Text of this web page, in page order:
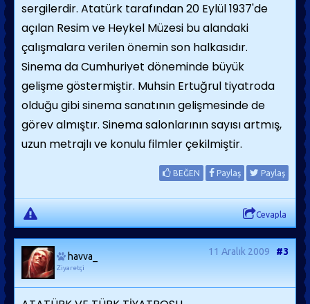
sergilerdir. Atatürk tarafından 20 Eylül 1937'de
açılan Resim ve Heykel Müzesi bu alandaki
çalışmalara verilen önemin son halkasıdır.
Sinema da Cumhuriyet döneminde büyük
gelişme göstermiştir. Muhsin Ertuğrul tiyatroda
olduğu gibi sinema sanatının gelişmesinde de
görev almıştır. Sinema salonlarının sayısı artmış,
uzun metrajlı ve konulu filmler çekilmiştir.
BEĞEN Paylaş Paylaş
Cevapla
havva_
Ziyaretçi
11 Aralık 2009 #3